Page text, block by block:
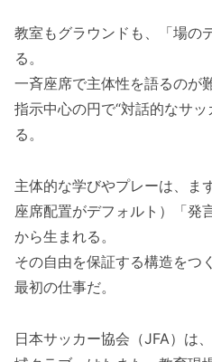
教室もグラウンドも、「場の
る。
一斉座席で主体性を語るのが
指示中心の円で“対話的なサ
る。
主体的な学びやプレーは、ま
座席配置がデフォルト）「発
から生まれる。
その自由を保証する構造をつ
最初の仕事だ。
日本サッカー協会（JFA）は